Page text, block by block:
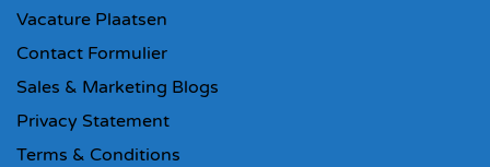
Vacature Plaatsen
Contact Formulier
Sales & Marketing Blogs
Privacy Statement
Terms & Conditions